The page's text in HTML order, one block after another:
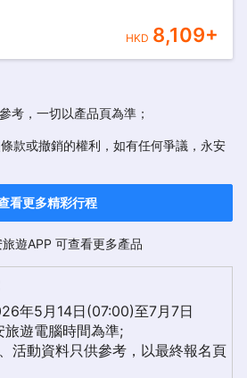
HKD 8,109+
考，一切以產品頁為準；
款或撤銷的權利，如有任何爭議，永安
看更多精彩行程
遊APP 可查看更多產品
年5月14日(07:00)至7月7日
遊電腦時間為準;
活動資料只供參考，以最終報名頁